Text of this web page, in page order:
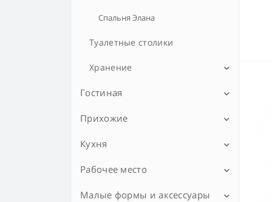
Спальня Элана
Туалетные столики
Хранение
Комоды
Шкафы распашные в спальню
Гостиная
Модульные гостиные
Гостиная EVORA (Эвора)
Гостиная JAGGER
Гостиная АФИНА (Сонома-Анкор)
Стенки и горки для гостиной
Столы в гостиную
Журнальные столики
ТВ тумбы
Прихожие
Вешалки
Модульные прихожие
Прихожая Инна
Прихожие - готовые решения
Кухня
Кухни - готовые решения
Кухонные столы
Рабочее место
Кабинеты
Малые формы и аксессуары